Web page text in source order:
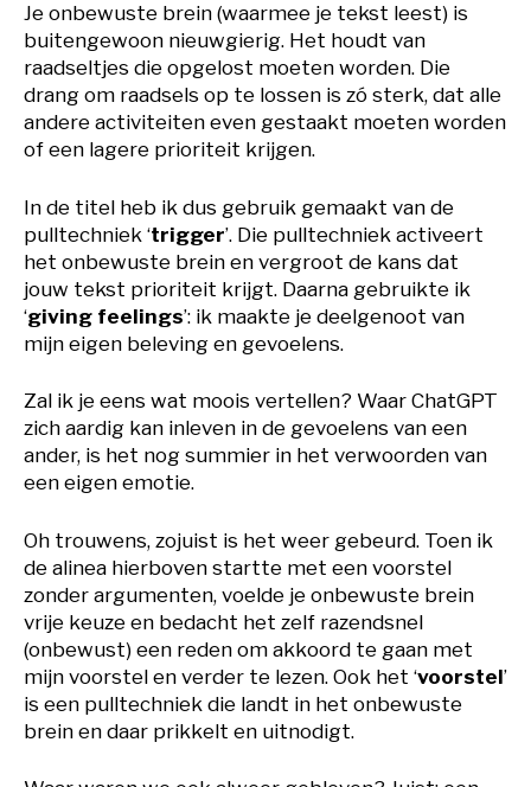
Je onbewuste brein (waarmee je tekst leest) is
buitengewoon nieuwgierig. Het houdt van
raadseltjes die opgelost moeten worden. Die
drang om raadsels op te lossen is zó sterk, dat alle
andere activiteiten even gestaakt moeten worden
of een lagere prioriteit krijgen.
In de titel heb ik dus gebruik gemaakt van de
pulltechniek ‘trigger’. Die pulltechniek activeert
het onbewuste brein en vergroot de kans dat
jouw tekst prioriteit krijgt. Daarna gebruikte ik
‘giving feelings’: ik maakte je deelgenoot van
mijn eigen beleving en gevoelens.
Zal ik je eens wat moois vertellen? Waar ChatGPT
zich aardig kan inleven in de gevoelens van een
ander, is het nog summier in het verwoorden van
een eigen emotie.
Oh trouwens, zojuist is het weer gebeurd. Toen ik
de alinea hierboven startte met een voorstel
zonder argumenten, voelde je onbewuste brein
vrije keuze en bedacht het zelf razendsnel
(onbewust) een reden om akkoord te gaan met
mijn voorstel en verder te lezen. Ook het ‘voorstel’
is een pulltechniek die landt in het onbewuste
brein en daar prikkelt en uitnodigt.